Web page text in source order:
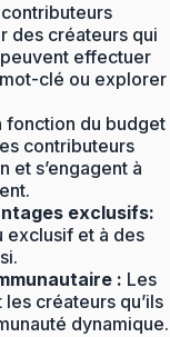
des créateurs qui
effectuer
clé ou explorer
fonction du budget
contributeurs
et s’engagent à
exclusifs:
exclusif et à des
: Les
créateurs qu’ils
dynamique.